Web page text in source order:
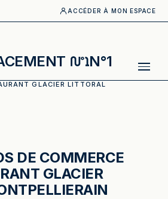
ACCÉDER À MON ESPACE
N°1
GLACIER LITTORAL
DE COMMERCE
GLACIER